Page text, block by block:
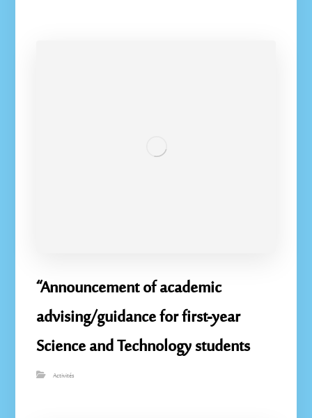
“Announcement of academic
advising/guidance for first-year
Science and Technology students
Activités